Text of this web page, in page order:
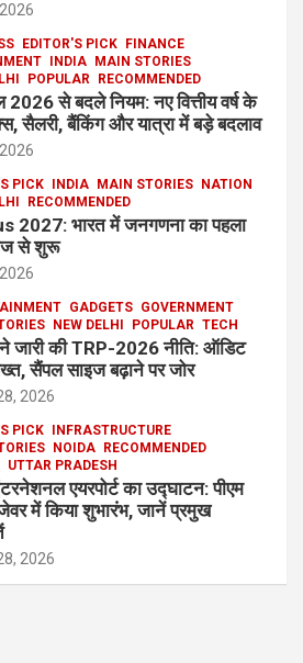
EDITOR'S PICK
FINANCE
INDIA
MAIN STORIES
POPULAR RECOMMENDED
से बदले नियम: नए वित्तीय वर्ष के
सैलरी, बैंकिंग और यात्रा में बड़े बदलाव
PICK INDIA MAIN STORIES
NATION
RECOMMENDED
2027: भारत में जनगणना का पहला
से शुरू
GADGETS GOVERNMENT
NEW DELHI POPULAR TECH
जारी की TRP-2026 नीति: ऑडिट
सैंपल साइज बढ़ाने पर जोर
2026
PICK
INFRASTRUCTURE
NOIDA
RECOMMENDED
UTTAR PRADESH
एयरपोर्ट का उद्घाटन: पीएम
में किया शुभारंभ, जानें प्रमुख
2026